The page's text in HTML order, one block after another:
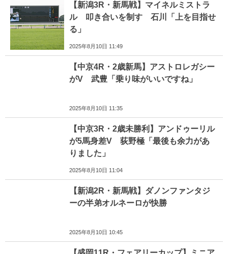
【新潟3R・新馬戦】マイネルミストラ
ル 叩き合いを制す 石川「上を目指せ
る」
2025年8月10日 11:49
【中京4R・2歳新馬】アストロレガシー
がV 武豊「乗り味がいいですね」
2025年8月10日 11:35
【中京3R・2歳未勝利】アンドゥーリル
が5馬身差V 荻野極「最後も余力があ
りました」
2025年8月10日 11:04
【新潟2R・新馬戦】ダノンファンタジ
ーの半弟オルネーロが快勝
2025年8月10日 10:45